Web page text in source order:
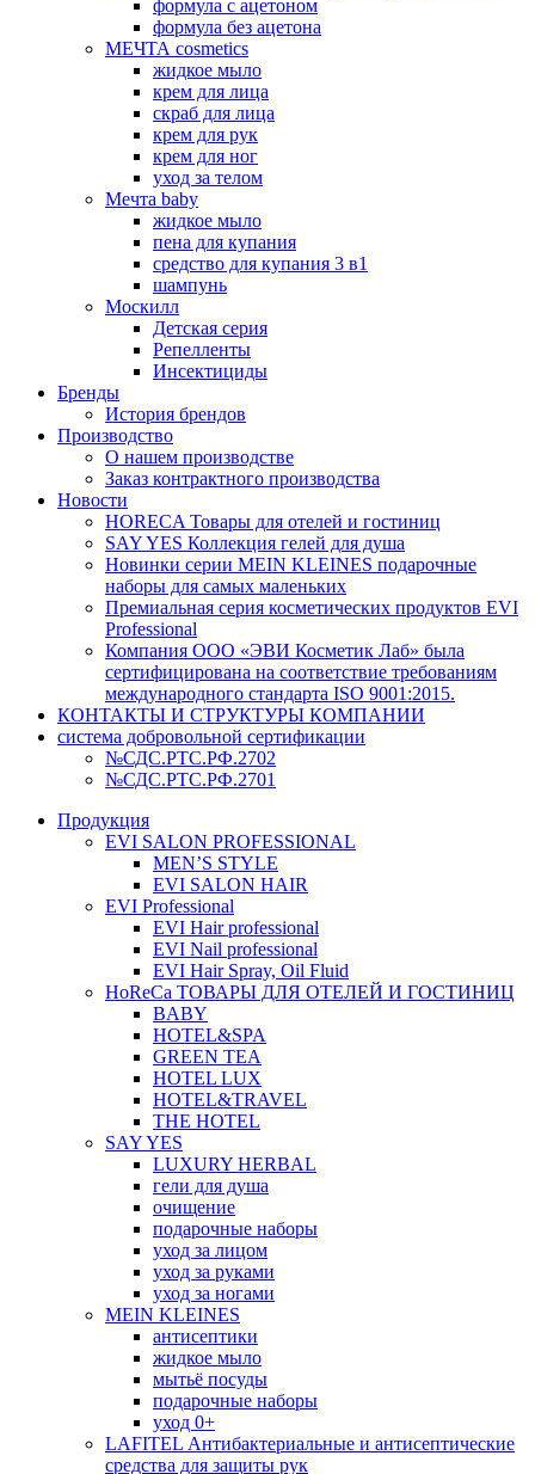
формула с ацетоном
формула без ацетона
МЕЧТА cosmetics
жидкое мыло
крем для лица
скраб для лица
крем для рук
крем для ног
уход за телом
Мечта baby
жидкое мыло
пена для купания
средство для купания 3 в1
шампунь
Москилл
Детская серия
Репелленты
Инсектициды
Бренды
История брендов
Производство
О нашем производстве
Заказ контрактного производства
Новости
HORECA Товары для отелей и гостиниц
SAY YES Коллекция гелей для душа
Новинки серии MEIN KLEINES подарочные
наборы для самых маленьких
Премиальная серия косметических продуктов EVI
Professional
Компания ООО «ЭВИ Косметик Лаб» была
сертифицирована на соответствие требованиям
международного стандарта ISO 9001:2015.
КОНТАКТЫ И СТРУКТУРЫ КОМПАНИИ
система добровольной сертификации
№СДС.РТС.РФ.2702
№СДС.РТС.РФ.2701
Продукция
EVI SALON PROFESSIONAL
MEN’S STYLE
EVI SALON HAIR
EVI Professional
EVI Hair professional
EVI Nail professional
EVI Hair Spray, Oil Fluid
HoReCa ТОВАРЫ ДЛЯ ОТЕЛЕЙ И ГОСТИНИЦ
BABY
HOTEL&SPA
GREEN TEA
HOTEL LUX
HOTEL&TRAVEL
THE HOTEL
SAY YES
LUXURY HERBAL
гели для душа
очищение
подарочные наборы
уход за лицом
уход за руками
уход за ногами
MEIN KLEINES
антисептики
жидкое мыло
мытьё посуды
подарочные наборы
уход 0+
LAFITEL Антибактериальные и антисептические
средства для защиты рук